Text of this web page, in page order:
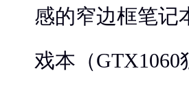
感的窄边框笔记
戏本（